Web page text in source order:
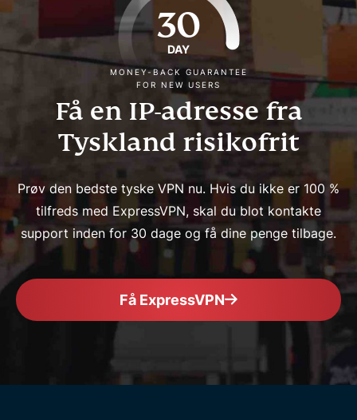
30
DAY
MONEY-BACK GUARANTEE
FOR NEW USERS
Få en IP-adresse fra
Tyskland risikofrit
Prøv den bedste tyske VPN nu. Hvis du ikke er 100 %
tilfreds med ExpressVPN, skal du blot kontakte
support inden for 30 dage og få dine penge tilbage.
Få ExpressVPN